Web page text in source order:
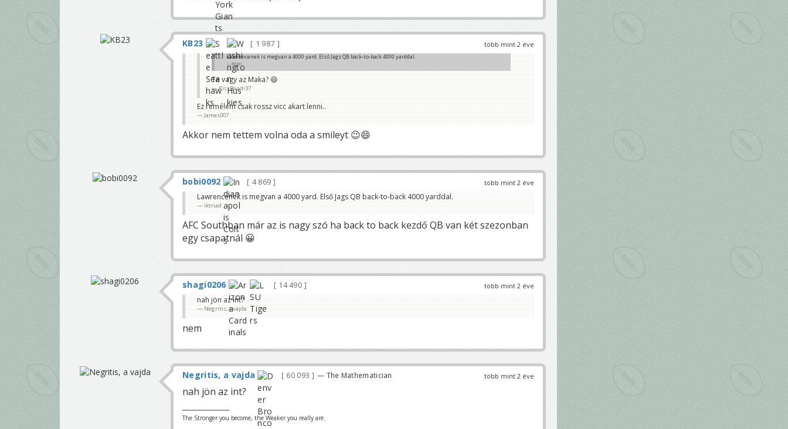
több mint 2 éve
KB23 1 987
Lawrencenek is megvan a 4000 yard. Első Jags QB back-to-back 4000 yarddal.
iktriad
Te vagy az Maka? 😄
KissBandi37
Ez remélem csak rossz vicc akart lenni..
James007
Akkor nem tettem volna oda a smileyt 😉😄
több mint 2 éve
bobi0092
4 869
Lawrencenek is megvan a 4000 yard. Első Jags QB back-to-back 4000 yarddal.
iktriad
AFC Southban már az is nagy szó ha back to back kezdő QB van két szezonban
egy csapatnál 😀
több mint 2 éve
shagi0206
14 490
nah jön az int?
Negritis, a vajda
nem
több mint 2 éve
Negritis, a vajda 60 093 — The Mathematician
nah jön az int?
The Stronger you become, the Weaker you really are.